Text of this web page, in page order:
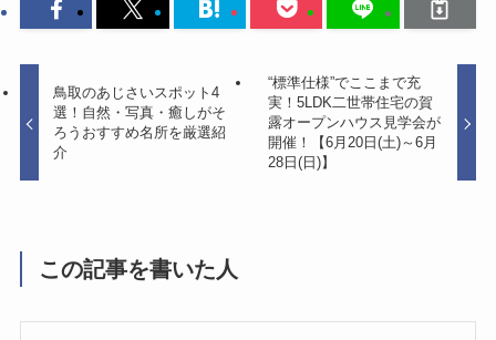
鳥取のあじさいスポット4
選！自然・写真・癒しがそ
ろうおすすめ名所を厳選紹
介
“標準仕様”でここまで充
実！5LDK二世帯住宅の賀
露オープンハウス見学会が
開催！【6月20日(土)～6月
28日(日)】
この記事を書いた人